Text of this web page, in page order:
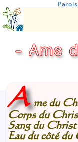
- Ame
A me du
Corps du
Sang du
Eau du côté